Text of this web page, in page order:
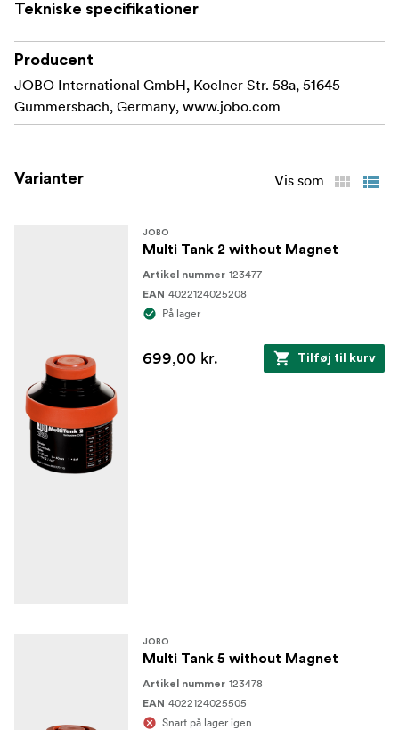
Tekniske specifikationer
Producent
JOBO International GmbH, Koelner Str. 58a, 51645
Gummersbach, Germany, www.jobo.com
Varianter Vis som
JOBO
Multi Tank 2 without Magnet
Artikel nummer 123477
EAN 4022124025208
På lager
699,00 kr. Tilføj til kurv
JOBO
Multi Tank 5 without Magnet
Artikel nummer 123478
EAN 4022124025505
Snart på lager igen